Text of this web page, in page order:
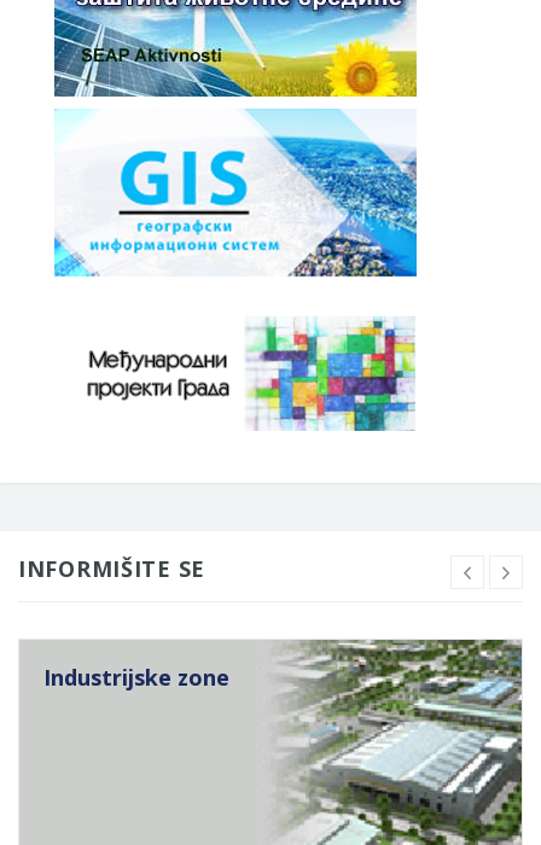
INFORMIŠITE SE
Industrijske zone